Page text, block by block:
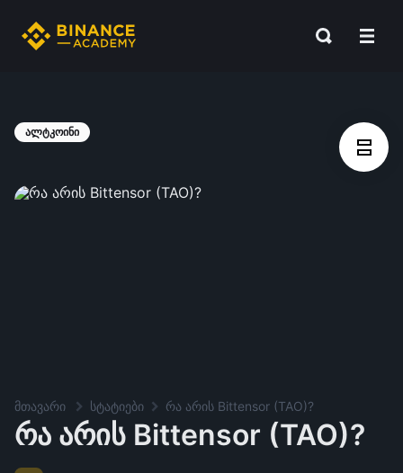
ალტკოინი
მთავარი სტატიები რა არის Bittensor (TAO)?
რა არის Bittensor (TAO)?